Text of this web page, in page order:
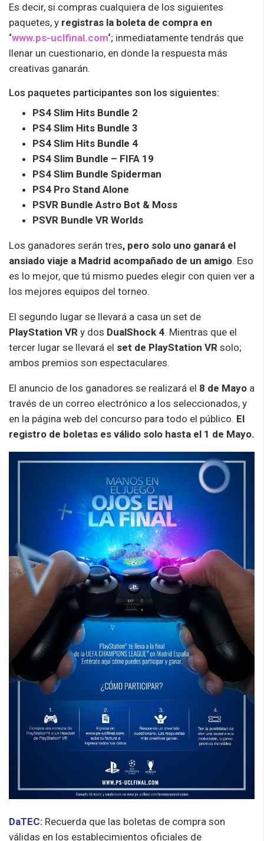
Es decir, si compras cualquiera de los siguientes
paquetes, y registras la boleta de compra en
‘www.ps-uclfinal.com‘; inmediatamente tendrás que
llenar un cuestionario, en donde la respuesta más
creativas ganarán.
Los paquetes participantes son los siguientes:
PS4 Slim Hits Bundle 2
PS4 Slim Hits Bundle 3
PS4 Slim Hits Bundle 4
PS4 Slim Bundle – FIFA 19
PS4 Slim Bundle Spiderman
PS4 Pro Stand Alone
PSVR Bundle Astro Bot & Moss
PSVR Bundle VR Worlds
Los ganadores serán tres, pero solo uno ganará el
ansiado viaje a Madrid acompañado de un amigo. Eso
es lo mejor, que tú mismo puedes elegir con quien ver a
los mejores equipos del torneo.
El segundo lugar se llevará a casa un set de
PlayStation VR y dos DualShock 4. Mientras que el
tercer lugar se llevará el set de PlayStation VR solo;
ambos premios son espectaculares.
El anuncio de los ganadores se realizará el 8 de Mayo a
través de un correo electrónico a los seleccionados, y
en la página web del concurso para todo el público. El
registro de boletas es válido solo hasta el 1 de Mayo.
DaTEC: Recuerda que las boletas de compra son
válidas en los establecimientos oficiales de